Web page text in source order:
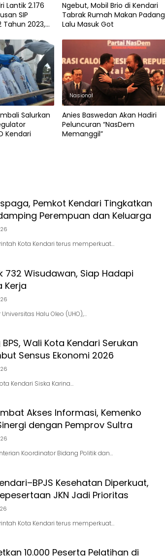
Lantik 2.176
SIP
Tahun 2023,
Ngebut, Mobil Brio di Kendari
Tabrak Rumah Makan Padang
Lalu Masuk Got
Salurkan
Kendari
Nasional
Anies Baswedan Akan Hadiri
Peluncuran “NasDem
Memanggil”
Pemkot Kendari Tingkatkan
Perempuan dan Keluarga
Kota Kendari terus memperkuat…
732 Wisudawan, Siap Hadapi
Kerja
Halu Oleo (UHO),…
Wali Kota Kendari Serukan
Sensus Ekonomi 2026
Kendari Siska Karina…
Akses Informasi, Kemenko
dengan Pemprov Sultra
Koordinator Bidang Politik dan…
Kesehatan Diperkuat,
JKN Jadi Prioritas
Kota Kendari terus memperkuat…
10.000 Peserta Pelatihan di